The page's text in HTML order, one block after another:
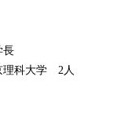
科大学 2人